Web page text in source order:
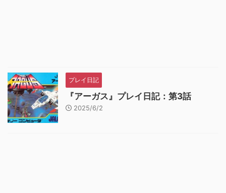
プレイ日記
『アーガス』プレイ日記：第3話
2025/6/2